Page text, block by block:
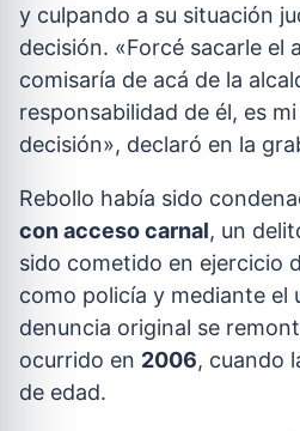
y culpando a su situación
decisión. «Forcé sacarle el
comisaría de acá de la
responsabilidad de él, es
decisión», declaró en la
Rebollo había sido
con acceso carnal, un
sido cometido en ejercicio
como policía y mediante el
denuncia original se
ocurrido en 2006, cuando
de edad.